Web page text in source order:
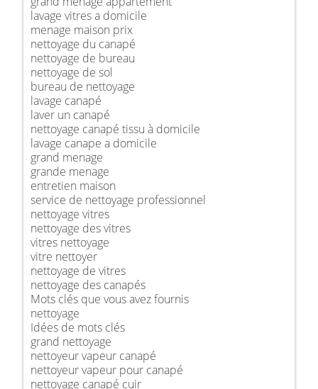
lavage vitres a domicile
menage maison prix
nettoyage du canapé
nettoyage de bureau
nettoyage de sol
bureau de nettoyage
lavage canapé
laver un canapé
nettoyage canapé tissu à domicile
lavage canape a domicile
grand menage
grande menage
entretien maison
service de nettoyage professionnel
nettoyage vitres
nettoyage des vitres
vitres nettoyage
vitre nettoyer
nettoyage de vitres
nettoyage des canapés
Mots clés que vous avez fournis
nettoyage
Idées de mots clés
grand nettoyage
nettoyeur vapeur canapé
nettoyeur vapeur pour canapé
nettoyage canapé cuir